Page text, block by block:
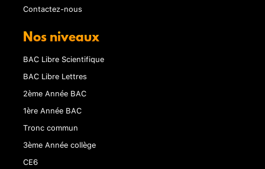
Contactez-nous
Nos niveaux
BAC Libre Scientifique
BAC Libre Lettres
2ème Année BAC
1ère Année BAC
Tronc commun
3ème Année collège
CE6